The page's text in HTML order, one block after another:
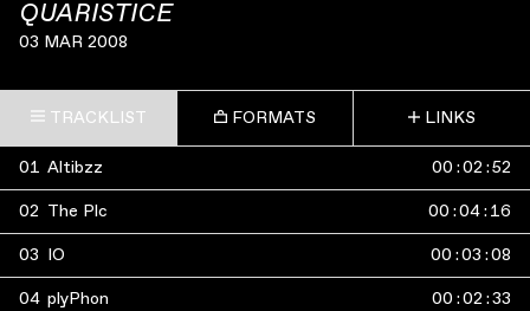
QUARISTICE
03 MAR 2008
TRACKLIST FORMATS LINKS
01 Altibzz 00 :02 :52
02 The Plc 00 :04: 16
03 IO 00 :03 :08
04 plyPhon 00 :02 :33